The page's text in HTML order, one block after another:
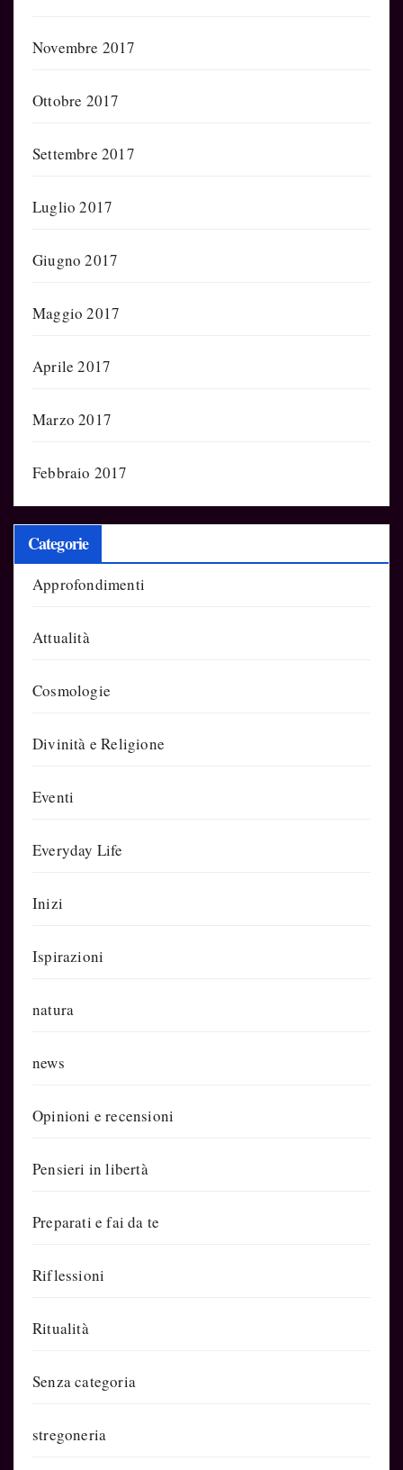
Novembre 2017
Ottobre 2017
Settembre 2017
Luglio 2017
Giugno 2017
Maggio 2017
Aprile 2017
Marzo 2017
Febbraio 2017
Categorie
Approfondimenti
Attualità
Cosmologie
Divinità e Religione
Eventi
Everyday Life
Inizi
Ispirazioni
natura
news
Opinioni e recensioni
Pensieri in libertà
Preparati e fai da te
Riflessioni
Ritualità
Senza categoria
stregoneria